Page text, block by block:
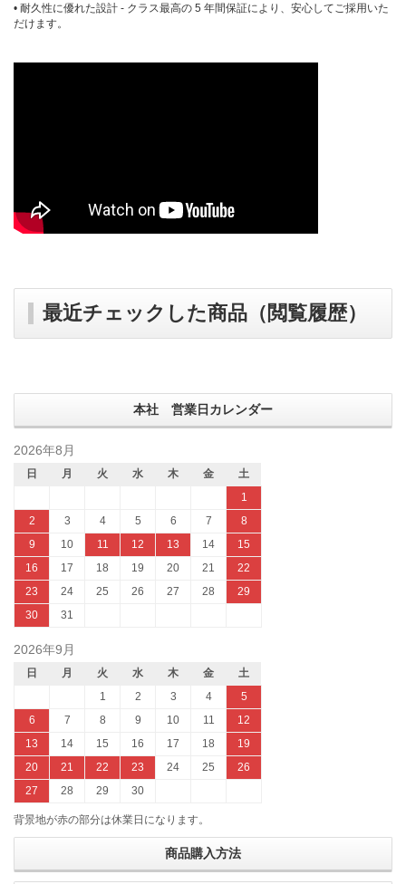
• 耐久性に優れた設計 - クラス最高の 5 年間保証により、安心してご採用いた
だけます。
最近チェックした商品（閲覧履歴）
本社 営業日カレンダー
2026年8月
日 月 火 水 木 金
土
1
2
3 4 5 6 7
8
9
10 11 12 13 14
15
16
17 18 19 20 21
22
23
24 25 26 27 28
29
30
31
2026年9月
日 月 火 水 木 金
土
1
2 3 4
5
6
7 8 9 10 11
12
13
14 15 16 17 18
19
20
21 22 23 24 25
26
27
28 29 30
背景地が赤の部分は休業日になります。
商品購入方法